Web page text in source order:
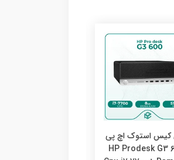
کیس استوک اچ پی
HP Prodesk G3